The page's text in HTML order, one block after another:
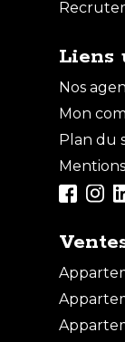
Liens
Nos
Mon
Plan du